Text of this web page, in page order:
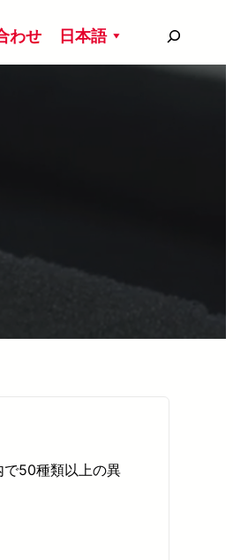
わせ 日本語
50種類以上の異